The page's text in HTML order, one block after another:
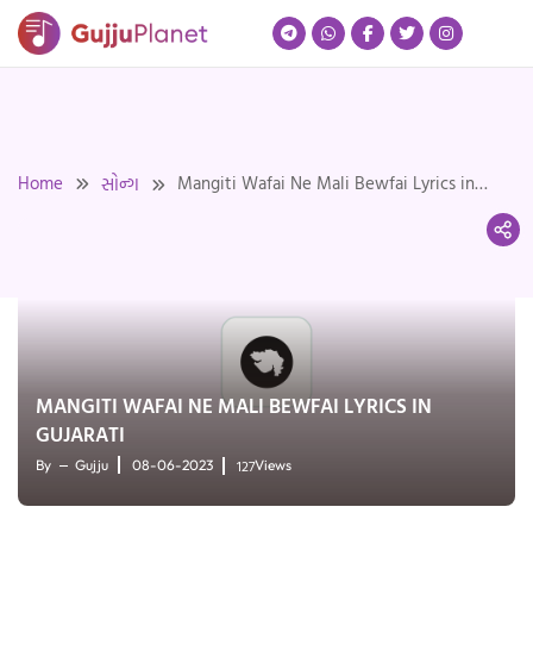
Skip
Home સોન્ગ
Mangiti Wafai Ne Mali Bewfai Lyrics in
MANGITI WAFAI NE MALI BEWFAI LYRICS IN
GUJARATI
By Gujju 08-06-2023 127Views